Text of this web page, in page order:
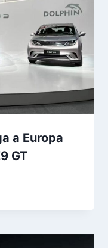
a Europa
GT